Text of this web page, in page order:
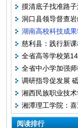
于核心素养导向
的实践研究》成
摸清底子找准路
安全问题调查研究
洞口县领导督查
作
湖南高校科技成
慈利县：践行新
新课堂
全省高等学校第
全省中小学加强
蕾”以案促改工作
调研指导促发展
湘西民族职业技
术理实合一的教师
湘潭理工学院：
阅读排行